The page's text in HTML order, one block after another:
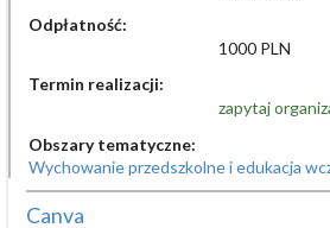
Odpłatność:
1000 PLN
Termin realizacji:
zapytaj
Obszary tematyczne:
Wychowanie przedszkolne i edukacja
Canva